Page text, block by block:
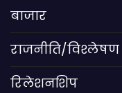
बाजार
राजनीति/विश्लेषण
रिलेशनशिप